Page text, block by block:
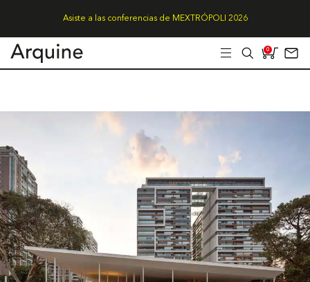
Asiste a las conferencias de MEXTRÓPOLI 2026
0